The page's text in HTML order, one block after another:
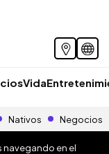
Vida
Nativos Negocios
navegando en el